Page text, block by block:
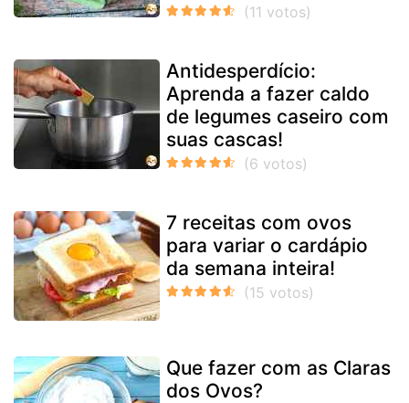
Antidesperdício:
Aprenda a fazer caldo
de legumes caseiro com
suas cascas!
7 receitas com ovos
para variar o cardápio
da semana inteira!
Que fazer com as Claras
dos Ovos?